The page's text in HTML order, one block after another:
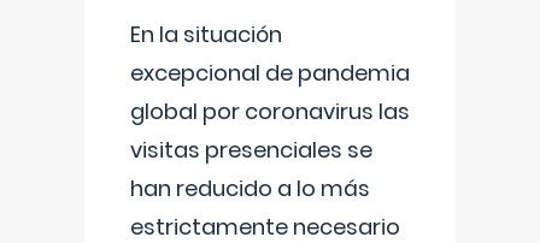
En la situación
excepcional de pandemia
global por coronavirus las
visitas presenciales se
han reducido a lo más
estrictamente necesario